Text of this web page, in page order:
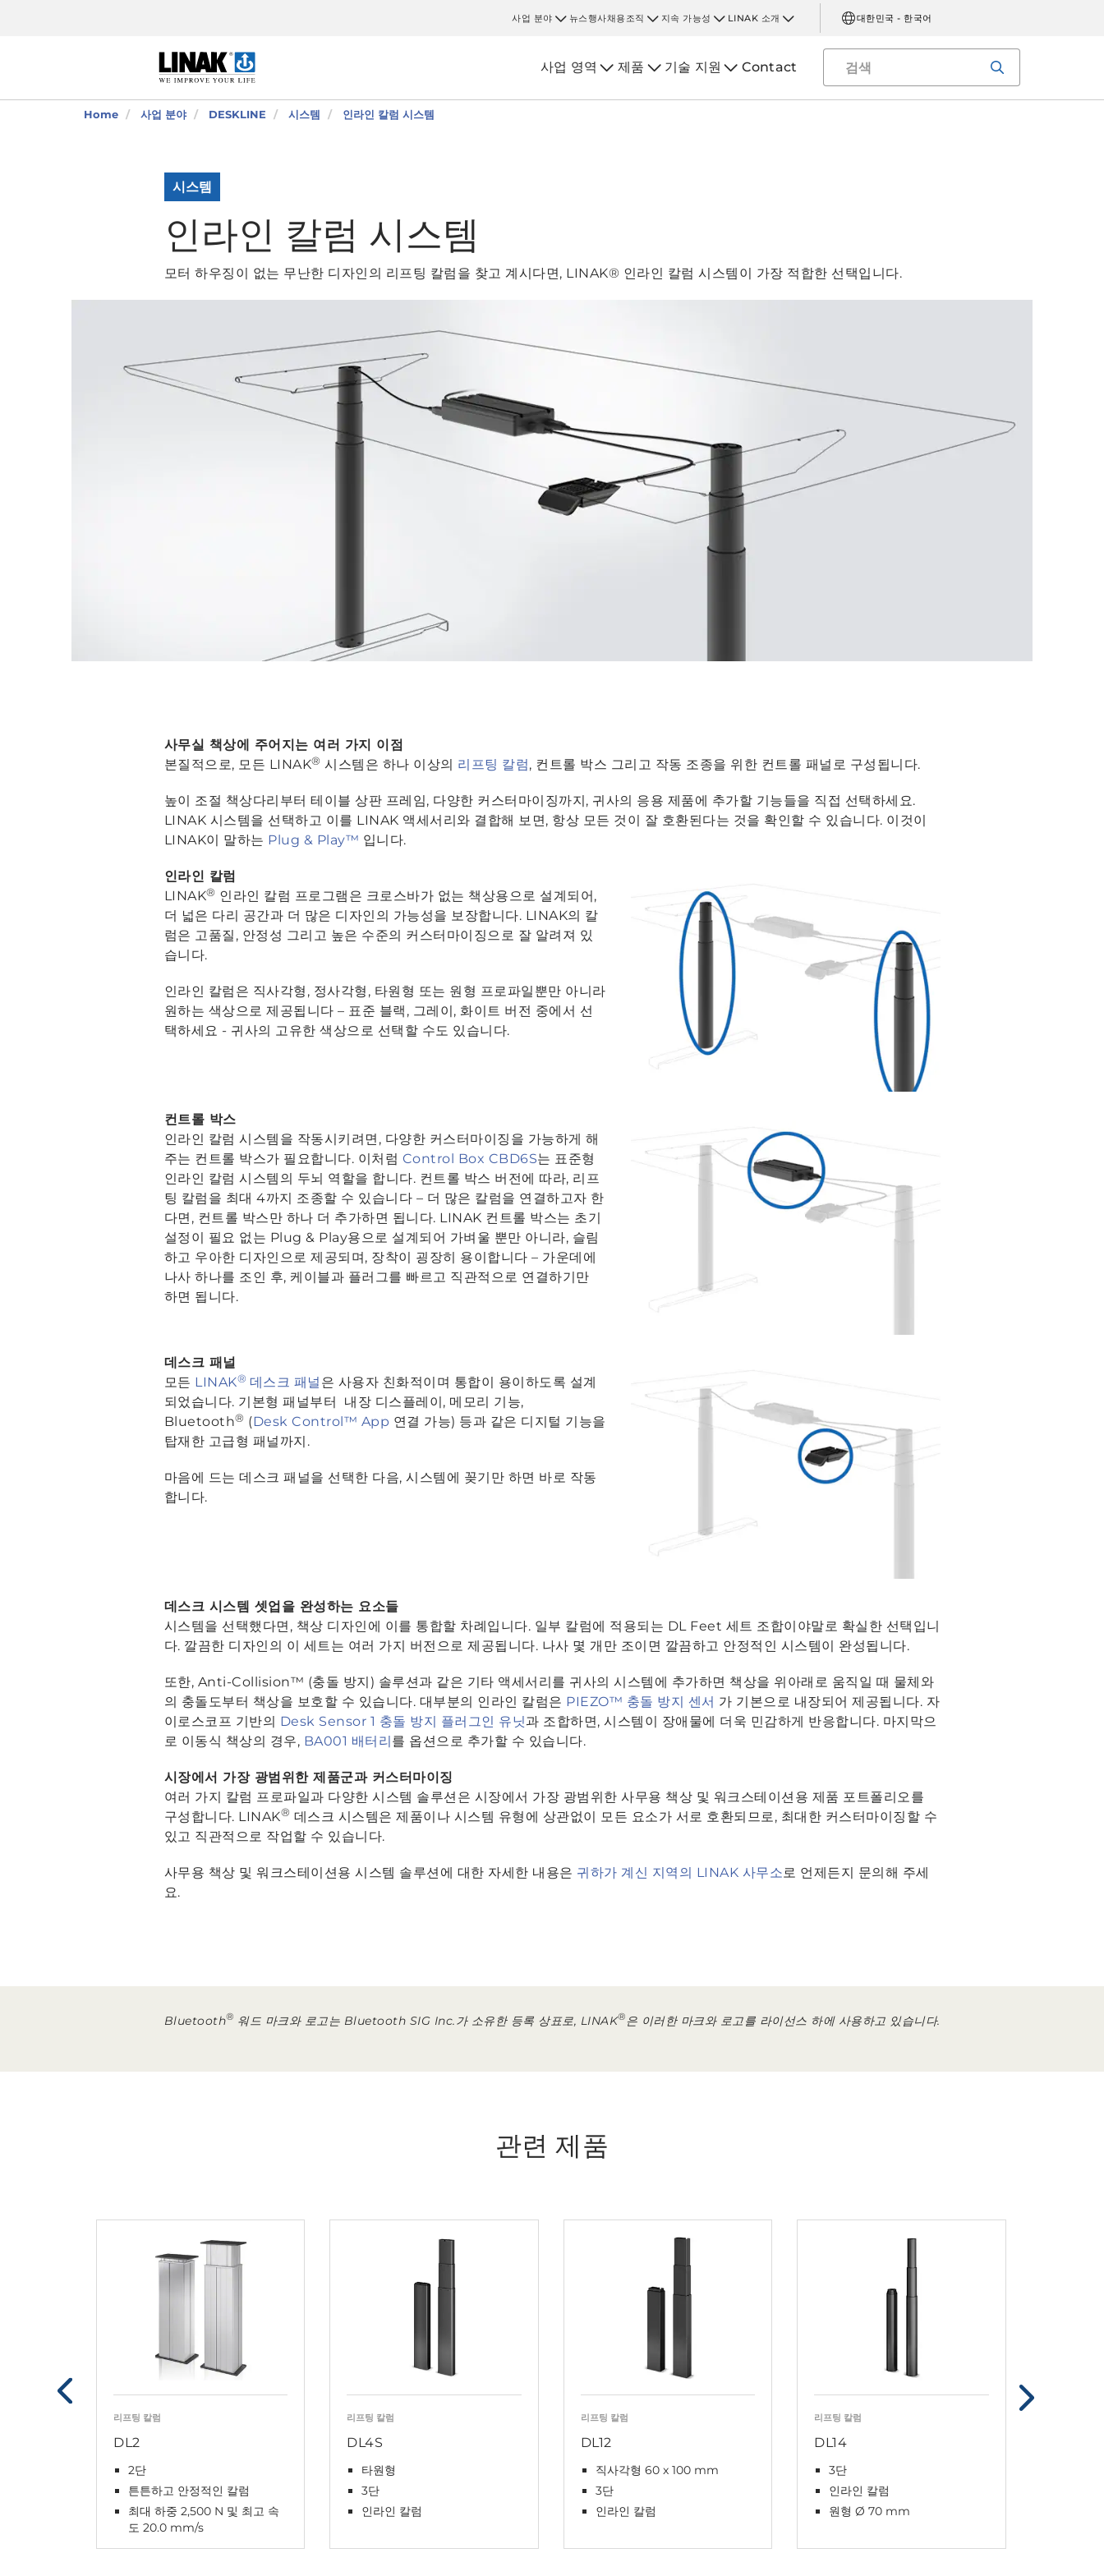
사업 분야 뉴스행사채용 조직 지속 가능성 LINAK 소개 대한민국 - 한국어
사업 영역 제품 기술 지원 Contact
Home 사업 분야 DESKLINE 시스템 인라인 칼럼 시스템
시스템
인라인 칼럼 시스템
모터 하우징이 없는 무난한 디자인의 리프팅 칼럼을 찾고 계시다면, LINAK® 인라인 칼럼 시스템이 가장 적합한 선택입니다.
사무실 책상에 주어지는 여러 가지 이점
본질적으로, 모든 LINAK® 시스템은 하나 이상의 리프팅 칼럼, 컨트롤 박스 그리고 작동 조종을 위한 컨트롤 패널로 구성됩니다.
높이 조절 책상다리부터 테이블 상판 프레임, 다양한 커스터마이징까지, 귀사의 응용 제품에 추가할 기능들을 직접 선택하세요.
LINAK 시스템을 선택하고 이를 LINAK 액세서리와 결합해 보면, 항상 모든 것이 잘 호환된다는 것을 확인할 수 있습니다. 이것이
LINAK이 말하는 Plug & Play™ 입니다.
인라인 칼럼
LINAK® 인라인 칼럼 프로그램은 크로스바가 없는 책상용으로 설계되어,
더 넓은 다리 공간과 더 많은 디자인의 가능성을 보장합니다. LINAK의 칼
럼은 고품질, 안정성 그리고 높은 수준의 커스터마이징으로 잘 알려져 있
습니다.
인라인 칼럼은 직사각형, 정사각형, 타원형 또는 원형 프로파일뿐만 아니라
원하는 색상으로 제공됩니다 – 표준 블랙, 그레이, 화이트 버전 중에서 선
택하세요 - 귀사의 고유한 색상으로 선택할 수도 있습니다.
컨트롤 박스
인라인 칼럼 시스템을 작동시키려면, 다양한 커스터마이징을 가능하게 해
주는 컨트롤 박스가 필요합니다. 이처럼 Control Box CBD6S는 표준형
인라인 칼럼 시스템의 두뇌 역할을 합니다. 컨트롤 박스 버전에 따라, 리프
팅 칼럼을 최대 4까지 조종할 수 있습니다 – 더 많은 칼럼을 연결하고자 한
다면, 컨트롤 박스만 하나 더 추가하면 됩니다. LINAK 컨트롤 박스는 초기
설정이 필요 없는 Plug & Play용으로 설계되어 가벼울 뿐만 아니라, 슬림
하고 우아한 디자인으로 제공되며, 장착이 굉장히 용이합니다 – 가운데에
나사 하나를 조인 후, 케이블과 플러그를 빠르고 직관적으로 연결하기만
하면 됩니다.
데스크 패널
모든 LINAK® 데스크 패널 은 사용자 친화적이며 통합이 용이하도록 설계
되었습니다. 기본형 패널부터 내장 디스플레이, 메모리 기능,
Bluetooth® (Desk Control™ App 연결 가능) 등과 같은 디지털 기능을
탑재한 고급형 패널까지.
마음에 드는 데스크 패널을 선택한 다음, 시스템에 꽂기만 하면 바로 작동
합니다.
데스크 시스템 셋업을 완성하는 요소들
시스템을 선택했다면, 책상 디자인에 이를 통합할 차례입니다. 일부 칼럼에 적용되는 DL Feet 세트 조합이야말로 확실한 선택입니
다. 깔끔한 디자인의 이 세트는 여러 가지 버전으로 제공됩니다. 나사 몇 개만 조이면 깔끔하고 안정적인 시스템이 완성됩니다.
또한, Anti-Collision™ (충돌 방지) 솔루션과 같은 기타 액세서리를 귀사의 시스템에 추가하면 책상을 위아래로 움직일 때 물체와
의 충돌도부터 책상을 보호할 수 있습니다. 대부분의 인라인 칼럼은 PIEZO™ 충돌 방지 센서 가 기본으로 내장되어 제공됩니다. 자
이로스코프 기반의 Desk Sensor 1 충돌 방지 플러그인 유닛과 조합하면, 시스템이 장애물에 더욱 민감하게 반응합니다. 마지막으
로 이동식 책상의 경우, BA001 배터리를 옵션으로 추가할 수 있습니다.
시장에서 가장 광범위한 제품군과 커스터마이징
여러 가지 칼럼 프로파일과 다양한 시스템 솔루션은 시장에서 가장 광범위한 사무용 책상 및 워크스테이션용 제품 포트폴리오를
구성합니다. LINAK® 데스크 시스템은 제품이나 시스템 유형에 상관없이 모든 요소가 서로 호환되므로, 최대한 커스터마이징할 수
있고 직관적으로 작업할 수 있습니다.
사무용 책상 및 워크스테이션용 시스템 솔루션에 대한 자세한 내용은 귀하가 계신 지역의 LINAK 사무소 로 언제든지 문의해 주세
요.
Bluetooth® 워드 마크와 로고는 Bluetooth SIG Inc.가 소유한 등록 상표로, LINAK® 은 이러한 마크와 로고를 라이선스 하에 사용하고 있습니다.
관련 제품
리프팅 칼럼
DL2
2단
튼튼하고 안정적인 칼럼
최대 하중 2,500 N 및 최고 속
도 20.0 mm/s
리프팅 칼럼
DL4S
타원형
3단
인라인 칼럼
리프팅 칼럼
DL12
직사각형 60 x 100 mm
3단
인라인 칼럼
리프팅 칼럼
DL14
3단
인라인 칼럼
원형 Ø 70 mm